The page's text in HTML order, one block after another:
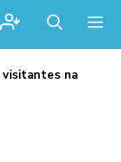
visitantes na